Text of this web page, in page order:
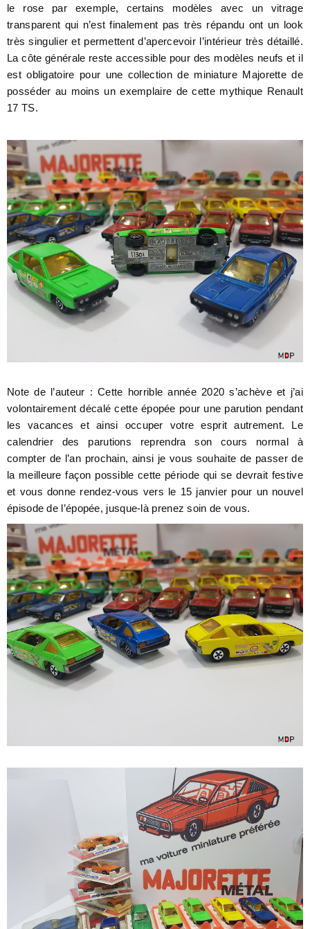
le rose par exemple, certains modèles avec un vitrage
transparent qui n’est finalement pas très répandu ont un look
très singulier et permettent d’apercevoir l’intérieur très détaillé.
La côte générale reste accessible pour des modèles neufs et il
est obligatoire pour une collection de miniature Majorette de
posséder au moins un exemplaire de cette mythique Renault
17 TS.
Note de l’auteur : Cette horrible année 2020 s’achève et j’ai
volontairement décalé cette épopée pour une parution pendant
les vacances et ainsi occuper votre esprit autrement. Le
calendrier des parutions reprendra son cours normal à
compter de l’an prochain, ainsi je vous souhaite de passer de
la meilleure façon possible cette période qui se devrait festive
et vous donne rendez-vous vers le 15 janvier pour un nouvel
épisode de l’épopée, jusque-là prenez soin de vous.